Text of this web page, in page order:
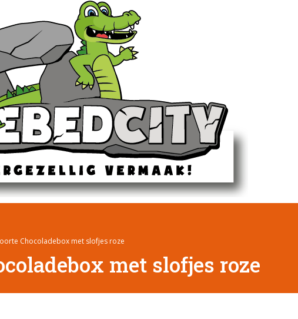
Chocoladebox met slofjes roze
met slofjes roze